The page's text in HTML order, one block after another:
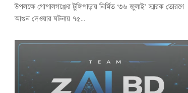
উপলক্ষে গোপালগঞ্জের টুঙ্গিপাড়ায় নির্মিত ‘৩৬ জুলাই’ স্মারক তোরণে
আগুন দেওয়ার ঘটনায় ৭৫...